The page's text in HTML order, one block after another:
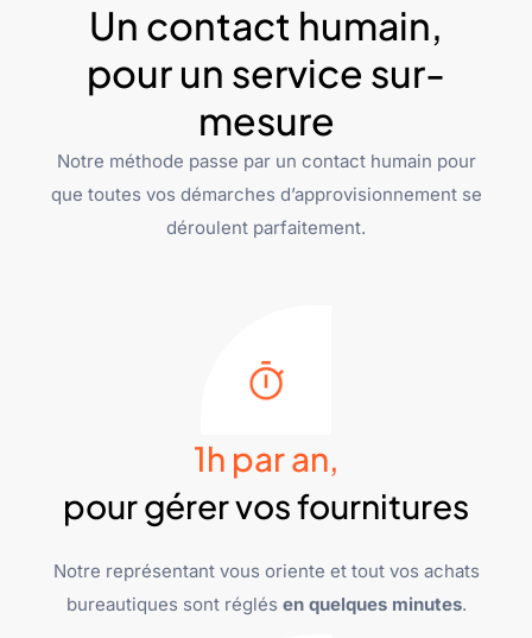
Un contact humain,
pour un service sur-
mesure
Notre méthode passe par un contact humain pour
que toutes vos démarches d’approvisionnement se
déroulent parfaitement.
1h par an,
pour gérer vos fournitures
Notre représentant vous oriente et tout vos achats
bureautiques sont réglés en quelques minutes.